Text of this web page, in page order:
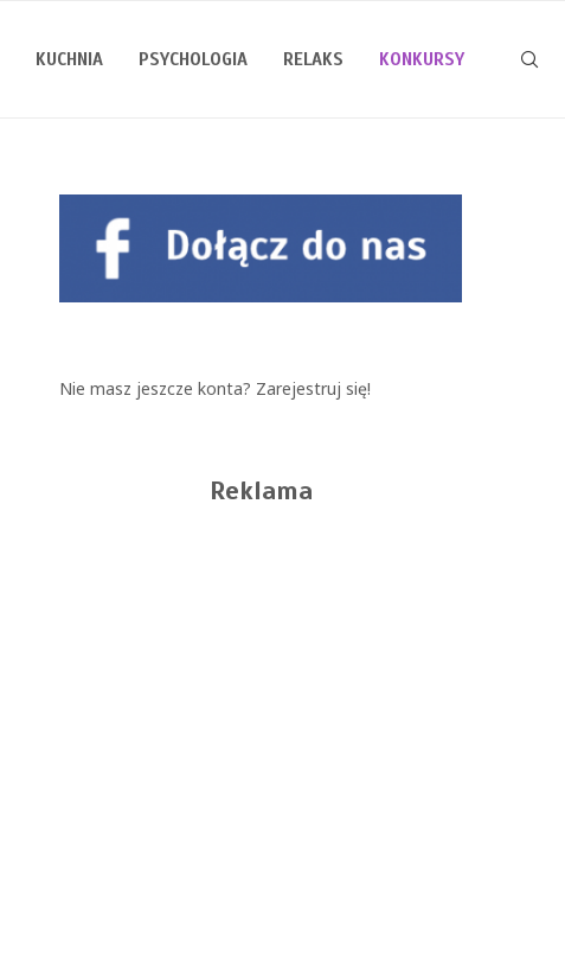
KUCHNIA PSYCHOLOGIA RELAKS KONKURSY
Nie masz jeszcze konta? Zarejestruj się!
Reklama